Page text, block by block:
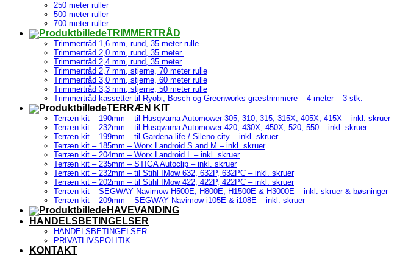
250 meter ruller
500 meter ruller
700 meter ruller
TRIMMERTRÅD
Trimmertråd 1,6 mm, rund, 35 meter rulle
Trimmertråd 2,0 mm, rund, 35 meter.
Trimmertråd 2,4 mm, rund, 35 meter
Trimmertråd 2,7 mm, stjerne, 70 meter rulle
Trimmertråd 3,0 mm, stjerne, 60 meter rulle
Trimmertråd 3,3 mm, stjerne, 50 meter rulle
Trimmertråd kassetter til Ryobi, Bosch og Greenworks græstrimmere – 4 meter – 3 stk.
TERRÆN KIT
Terræn kit – 190mm – til Husqvarna Automower 305, 310, 315, 315X, 405X, 415X – inkl. skruer
Terræn kit – 232mm – til Husqvarna Automower 420, 430X, 450X, 520, 550 – inkl. skruer
Terræn kit – 199mm – til Gardena life / Sileno city – inkl. skruer
Terræn kit – 185mm – Worx Landroid S and M – inkl. skruer
Terræn kit – 204mm – Worx Landroid L – inkl. skruer
Terræn kit – 235mm – STIGA Autoclip – inkl. skruer
Terræn kit – 232mm – til Stihl IMow 632, 632P, 632PC – inkl. skruer
Terræn kit – 202mm – til Stihl IMow 422, 422P, 422PC – inkl. skruer
Terræn kit – SEGWAY Navimow H500E, H800E, H1500E & H3000E – inkl. skruer & bøsninger
Terræn kit – 209mm – SEGWAY Navimow i105E & i108E – inkl. skruer
HAVEVANDING
HANDELSBETINGELSER
HANDELSBETINGELSER
PRIVATLIVSPOLITIK
KONTAKT